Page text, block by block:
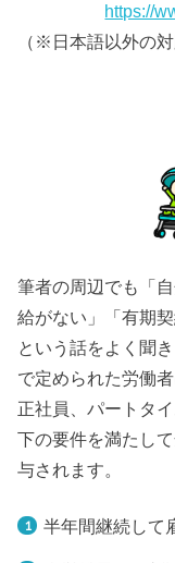
https://
（※日本語以外の
筆者の周辺でも「
給がない」「有期
という話をよく聞
で定められた労働
正社員、パートタ
下の要件を満たし
与されます。
半年間継続して